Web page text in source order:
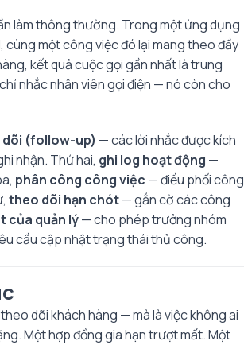
làm thông thường. Trong một ứng dụng
cùng một công việc đó lại mang theo đầy
kết quả cuộc gọi gần nhất là trung
nhắc nhân viên gọi điện — nó còn cho
(follow-up) — các lời nhắc được kích
nhận. Thứ hai, ghi log hoạt động —
phân công công việc — điều phối công
theo dõi hạn chót— gắn cờ các công
của quản lý— cho phép trưởng nhóm
cầu cập nhật trạng thái thủ công.
dõi khách hàng — mà là việc không ai
Một hợp đồng gia hạn trượt mất. Một